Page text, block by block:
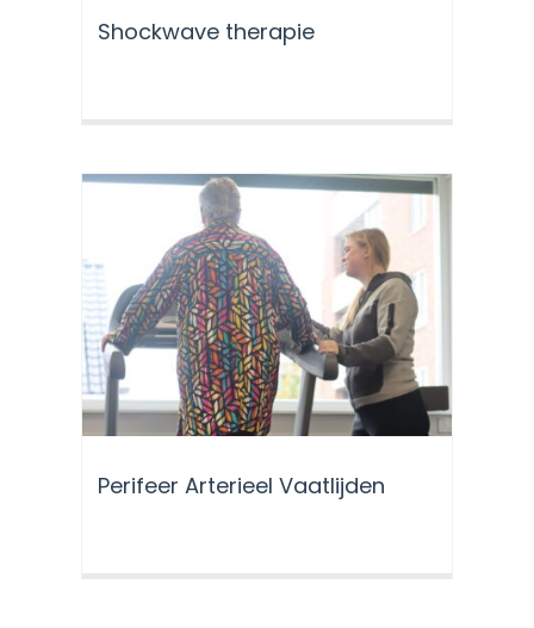
Shockwave therapie
Perifeer Arterieel Vaatlijden